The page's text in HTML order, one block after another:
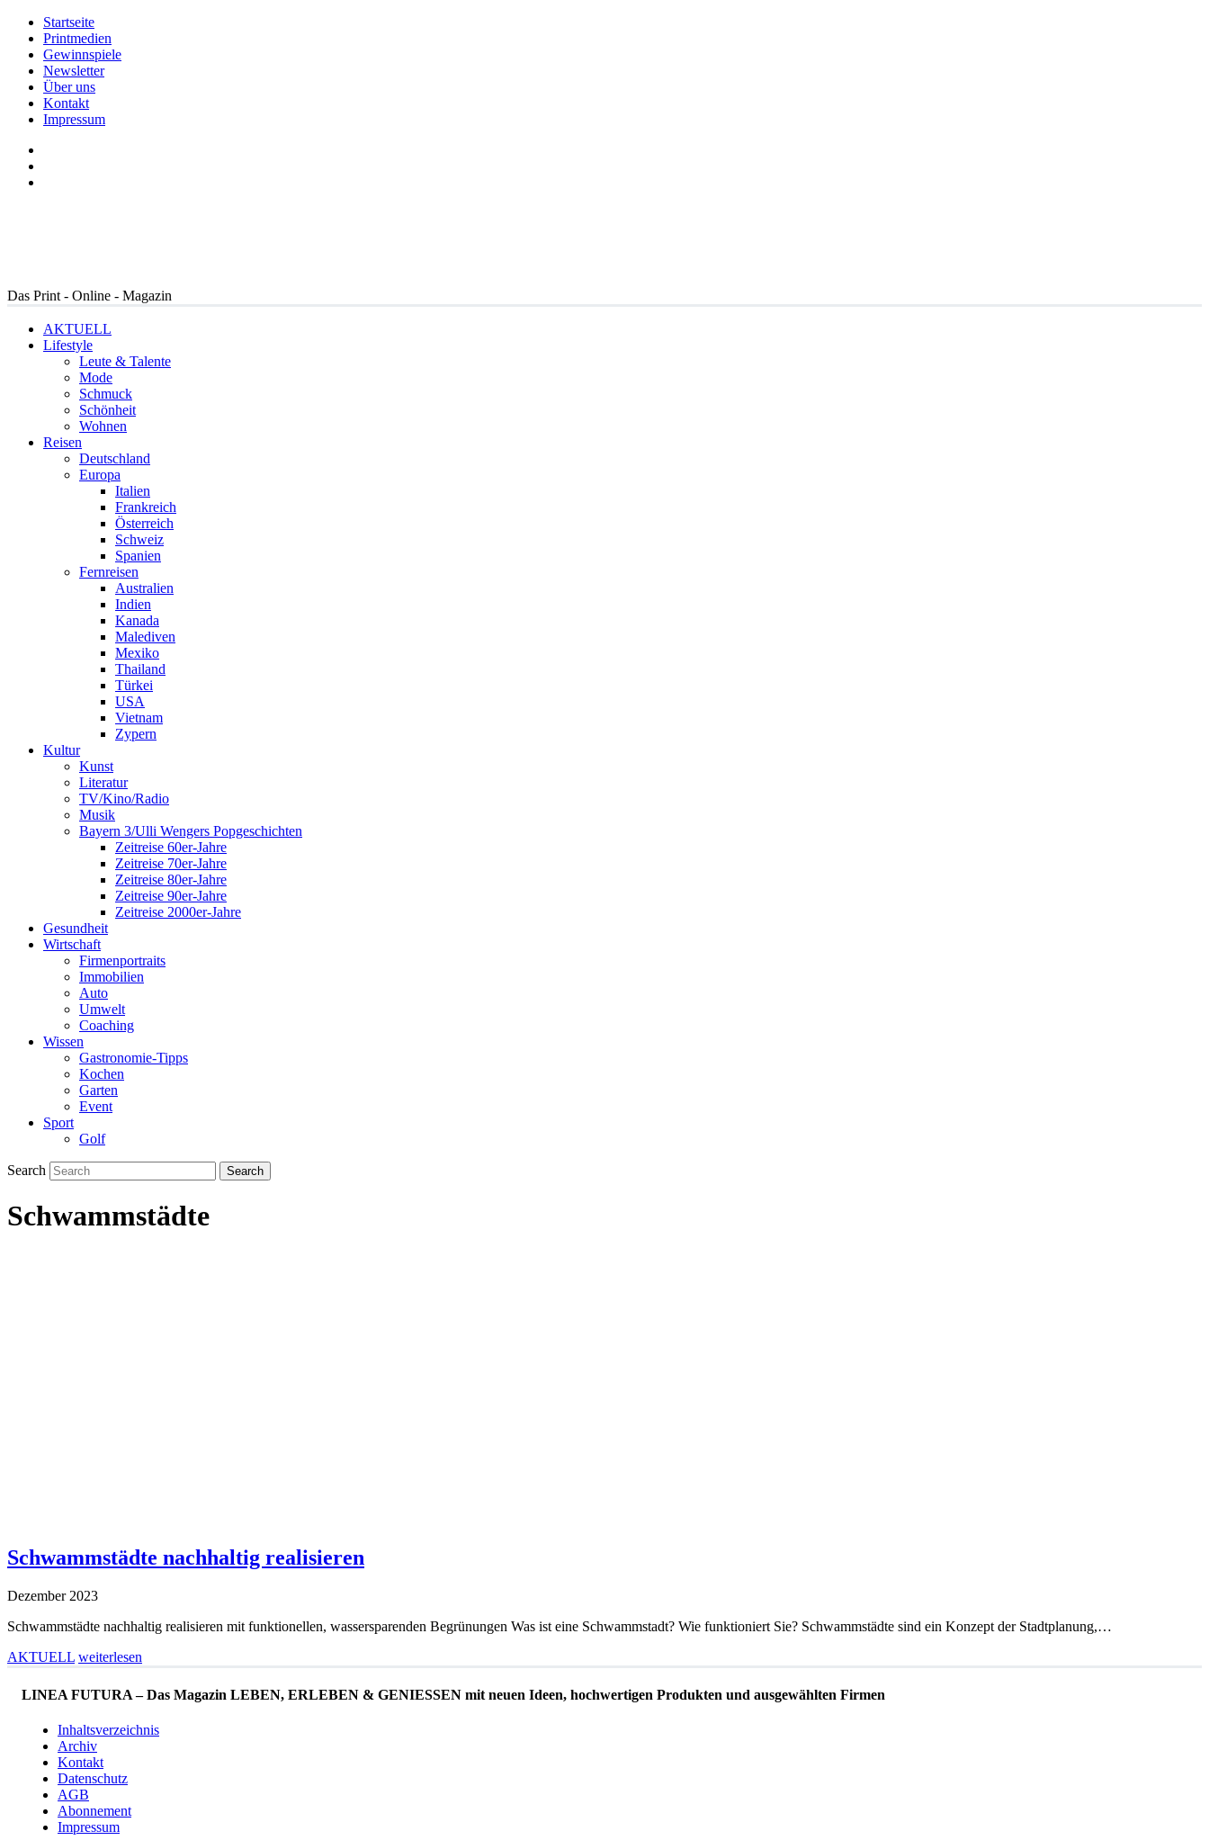
Startseite
Printmedien
Gewinnspiele
Newsletter
Über uns
Kontakt
Impressum
Das Print - Online - Magazin
AKTUELL
Lifestyle
Leute & Talente
Mode
Schmuck
Schönheit
Wohnen
Reisen
Deutschland
Europa
Italien
Frankreich
Österreich
Schweiz
Spanien
Fernreisen
Australien
Indien
Kanada
Malediven
Mexiko
Thailand
Türkei
USA
Vietnam
Zypern
Kultur
Kunst
Literatur
TV/Kino/Radio
Musik
Bayern 3/Ulli Wengers Popgeschichten
Zeitreise 60er-Jahre
Zeitreise 70er-Jahre
Zeitreise 80er-Jahre
Zeitreise 90er-Jahre
Zeitreise 2000er-Jahre
Gesundheit
Wirtschaft
Firmenportraits
Immobilien
Auto
Umwelt
Coaching
Wissen
Gastronomie-Tipps
Kochen
Garten
Event
Sport
Golf
Search
Schwammstädte
Schwammstädte nachhaltig realisieren
Dezember 2023
Schwammstädte nachhaltig realisieren mit funktionellen, wassersparenden Begrünungen Was ist eine Schwammstadt? Wie funktioniert Sie? Schwammstädte sind ein Konzept der Stadtplanung,…
AKTUELL weiterlesen
LINEA FUTURA – Das Magazin LEBEN, ERLEBEN & GENIESSEN mit neuen Ideen, hochwertigen Produkten und ausgewählten Firmen
Inhaltsverzeichnis
Archiv
Kontakt
Datenschutz
AGB
Abonnement
Impressum